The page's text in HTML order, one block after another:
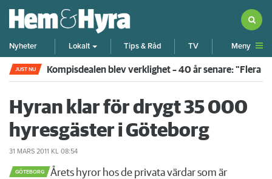
Nyheter Lokalt Tips & Råd TV Meny
JUST NU Kompisdealen blev verklighet – 40 år senare: "Flera
Hyran klar för drygt 35 000
hyresgäster i Göteborg
31 MARS 2011 KL 08:54
GÖTEBORG
​​Årets hyror hos de privata värdar som är